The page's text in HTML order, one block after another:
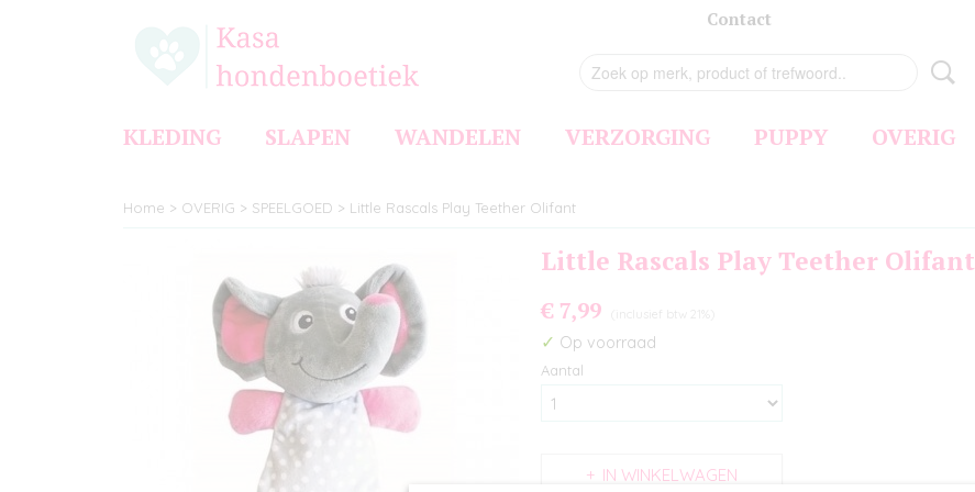
Contact
KLEDING SLAPEN WANDELEN VERZORGING PUPPY OVERIG
Home > OVERIG > SPEELGOED > Little Rascals Play Teether Olifant
Little Rascals Play Teether Olifant
€ 7,99 (inclusief btw 21%)
✓ Op voorraad
Aantal
IN WINKELWAGEN